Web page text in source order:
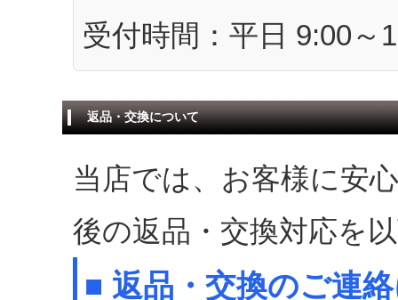
受付時間：平日 9:00～
返品・交換について
当店では、お客様に安
後の返品・交換対応を
■ 返品・交換のご連